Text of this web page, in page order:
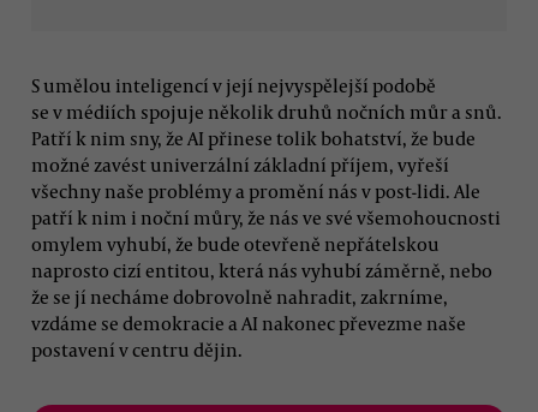
S umělou inteligencí v její nejvyspělejší podobě
se v médiích spojuje několik druhů nočních můr a snů.
Patří k nim sny, že AI přinese tolik bohatství, že bude
možné zavést univerzální základní příjem, vyřeší
všechny naše problémy a promění nás v post-lidi. Ale
patří k nim i noční můry, že nás ve své všemohoucnosti
omylem vyhubí, že bude otevřeně nepřátelskou
naprosto cizí entitou, která nás vyhubí záměrně, nebo
že se jí necháme dobrovolně nahradit, zakrníme,
vzdáme se demokracie a AI nakonec převezme naše
postavení v centru dějin.